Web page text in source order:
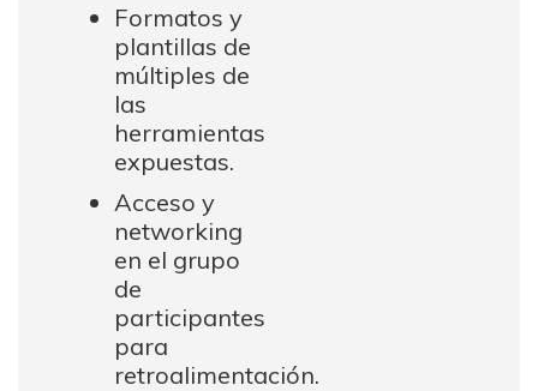
Formatos y
plantillas de
múltiples de
las
herramientas
expuestas.
Acceso y
networking
en el grupo
de
participantes
para
retroalimentación.